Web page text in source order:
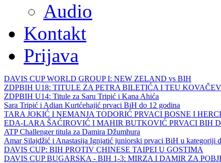
Audio
Kontakt
Prijava
DAVIS CUP WORLD GROUP I: NEW ZELAND vs BIH
ZDPBIH U18: TITULE ZA PETRA BILETIĆA I TEU
ZDPBIH U14: Titule za Saru Tripić i Kana Ahića
Sara Tripić i Adian Kurtćehajić prvaci BiH do 12 godina
TARA JOKIĆ I NEMANJA TODORIĆ PRVACI BOSNE I
EDA-LARA ŠAĆIROVIĆ I MAHIR BUTKOVIĆ PRVACI BIH
ATP Challenger titula za Damira Džumhura
Amar Silajdžić i Anastasija Ignjatić juniorski prvaci BiH u kategoriji
DAVIS CUP: BIH PROTIV CHINESE TAIPEI U GOSTIMA
DAVIS CUP BUGARSKA - BIH 1-3: MIRZA I DAMIR ZA